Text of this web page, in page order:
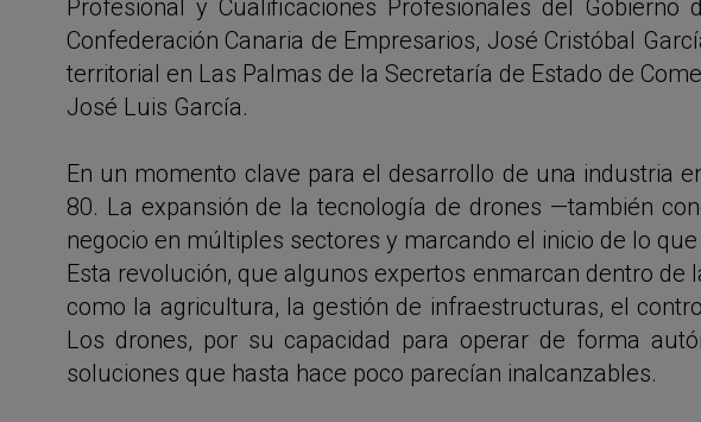
Profesional y Cualificaciones Profesionales del
Confederación Canaria de Empresarios, José Cristóbal
territorial en Las Palmas de la Secretaría de Estado de
José Luis García.
En un momento clave para el desarrollo de una industria
80. La expansión de la tecnología de drones —también
negocio en múltiples sectores y marcando el inicio de lo
Esta revolución, que algunos expertos enmarcan dentro
como la agricultura, la gestión de infraestructuras, el
Los drones, por su capacidad para operar de forma
soluciones que hasta hace poco parecían inalcanzables.